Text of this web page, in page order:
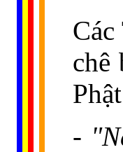
chê
-